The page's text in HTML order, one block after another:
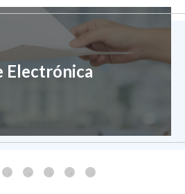
Electrónica